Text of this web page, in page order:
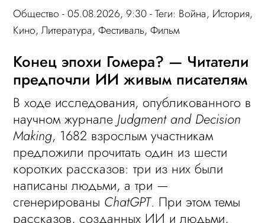
Общество - 05.08.2026, 9:30 - Теги: Война, История,
Кино,Литература,Фестиваль,Фильм
Конец эпохи Гомера? — Читатели
предпочли ИИ живым писателям
В ходе исследования, опубликованного в
научном журнале Judgment and Decision
Making, 1682 взрослым участникам
предложили прочитать один из шести
коротких рассказов: три из них были
написаны людьми, а три —
сгенерированы ChatGPT. При этом темы
рассказов, созданных ИИ и людьми,